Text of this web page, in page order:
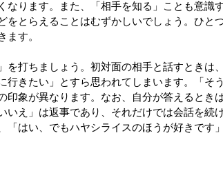
なります。また、「相手を知る」ことも意識
をとらえることはむずかしいでしょう。ひと
ます。
を打ちましょう。初対面の相手と話すときは
行きたい」とすら思われてしまいます。「そ
印象が異なります。なお、自分が答えるとき
いえ」は返事であり、それだけでは会話を続
「はい、でもハヤシライスのほうが好きです